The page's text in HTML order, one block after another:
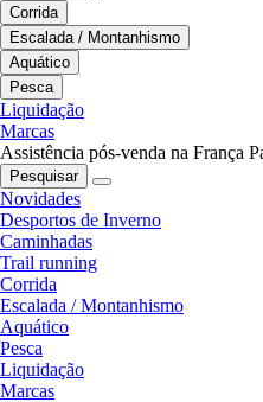
Corrida
Escalada / Montanhismo
Aquático
Pesca
Liquidação
Marcas
Assistência pós-venda na França
Pesquisar
Novidades
Desportos de Inverno
Caminhadas
Trail running
Corrida
Escalada / Montanhismo
Aquático
Pesca
Liquidação
Marcas